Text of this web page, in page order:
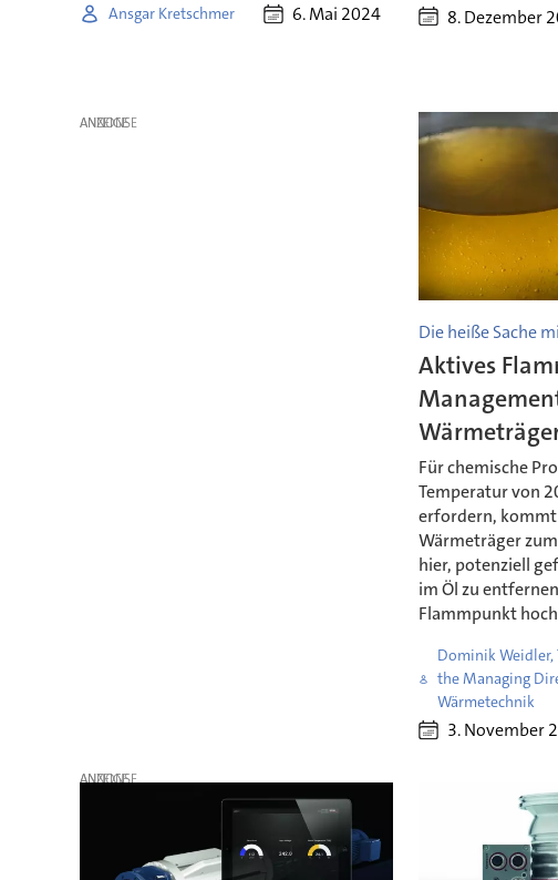
Ansgar Kretschmer 6. Mai 2024 8. Dezember
ANZEIGE
Die heiße Sache
Aktives
Für chemische
Temperatur von
erfordern,
Wärmeträger
hier, potenziell
im Öl zu
Flammpunkt
Dominik Weidler,
the Managing
Wärmetechnik
3. November
ANZEIGE